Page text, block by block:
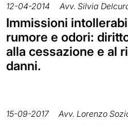
12-04-2014 Avv. Silvia
Immissioni
rumore e odori:
alla cessazione e al
danni.
15-09-2017 Avv. Lorenzo